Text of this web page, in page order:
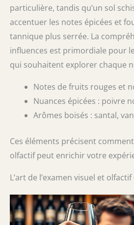
particulière, tandis qu’un sol
accentuer les notes épicées et
tannique plus serrée. La
influences est primordiale pour
qui souhaitent explorer chaque
Notes de fruits rouges et
Nuances épicées : poivre
Arômes boisés : santal,
Ces éléments précisent
olfactif peut enrichir votre
L’art de l’examen visuel et